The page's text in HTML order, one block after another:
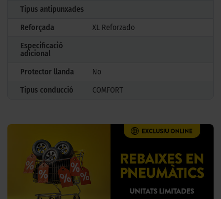
Tipus antipunxades
Reforçada
XL Reforzado
Especificació
adicional
Protector llanda
No
Tipus conducció
COMFORT